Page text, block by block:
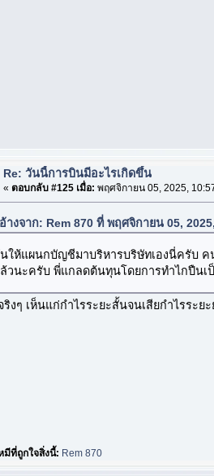
Re: วันนี้การบินมีอะไรเกิดขึ้น
« ตอบกลับ #125 เมื่อ: พฤศจิกายน 05, 2025,
อ้างจาก: Rem 870 ที่ พฤศจิกายน 05,
ให้แผนกบัญชีมาบริหารบริษัทเองนี่ครับ ค
วนะครับ พี่แกลดต้นทุนโดยการทำไกปืน
จริงๆ เห็นแก่กำไรระยะสั้นจนเสียกำไรร
มีที่ถูกใจสิ่งนี้: Rem 870